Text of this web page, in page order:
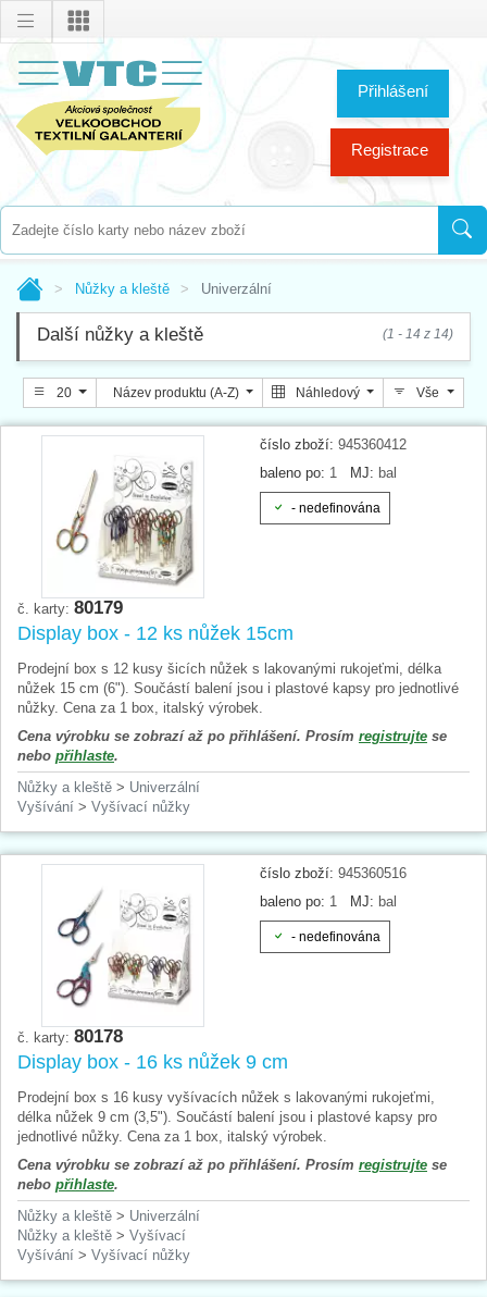
Přihlášení
Registrace
Nůžky a kleště Univerzální
Další nůžky a kleště (1 - 14 z 14)
20 Název produktu (A-Z) Náhledový Vše
číslo zboží: 945360412
baleno po: 1 MJ: bal
- nedefinována
č. karty: 80179
Display box - 12 ks nůžek 15cm
Prodejní box s 12 kusy šicích nůžek s lakovanými rukojeťmi, délka
nůžek 15 cm (6"). Součástí balení jsou i plastové kapsy pro jednotlivé
nůžky. Cena za 1 box, italský výrobek.
Cena výrobku se zobrazí až po přihlášení. Prosím registrujte se
nebo přihlaste.
Nůžky a kleště > Univerzální
Vyšívání > Vyšívací nůžky
číslo zboží: 945360516
baleno po: 1 MJ: bal
- nedefinována
č. karty: 80178
Display box - 16 ks nůžek 9 cm
Prodejní box s 16 kusy vyšívacích nůžek s lakovanými rukojeťmi,
délka nůžek 9 cm (3,5"). Součástí balení jsou i plastové kapsy pro
jednotlivé nůžky. Cena za 1 box, italský výrobek.
Cena výrobku se zobrazí až po přihlášení. Prosím registrujte se
nebo přihlaste.
Nůžky a kleště > Univerzální
Nůžky a kleště > Vyšívací
Vyšívání > Vyšívací nůžky